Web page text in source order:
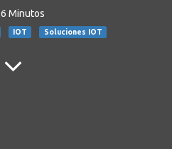
6 Minutos
IOT Soluciones IOT